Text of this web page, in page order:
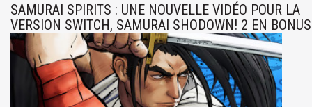
SAMURAI SPIRITS : UNE NOUVELLE VIDÉO POUR LA
VERSION SWITCH, SAMURAI SHODOWN! 2 EN BONUS